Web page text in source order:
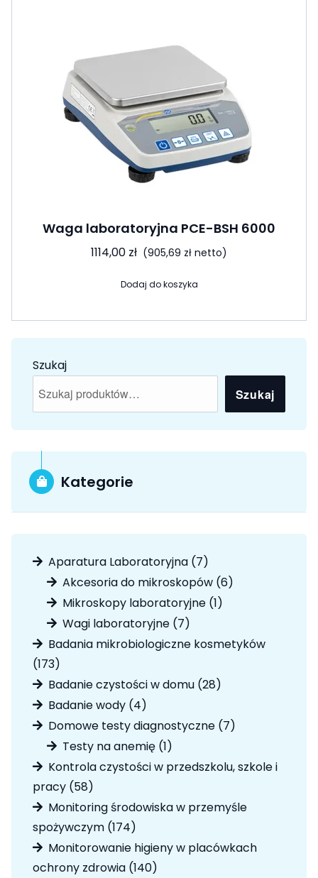
Waga laboratoryjna PCE-BSH 6000
1114,00 zł (905,69 zł netto)
Dodaj do koszyka
Szukaj
Szukaj
Kategorie
Aparatura Laboratoryjna 77
produktów
Akcesoria do mikroskopów 66
Mikroskopy laboratoryjne 11
Wagi laboratoryjne 77
produktów
Badania mikrobiologiczne kosmetyków
173173
produkty
Badanie czystości w domu 2828
Badanie wody 44
produkty
Domowe testy diagnostyczne 77
Testy na anemię 11
produkt
Kontrola czystości w przedszkolu, szkole i
pracy 5858
produktów
Monitoring środowiska w przemyśle
spożywczym 174174
produkty
Monitorowanie higieny w placówkach
ochrony zdrowia 140140